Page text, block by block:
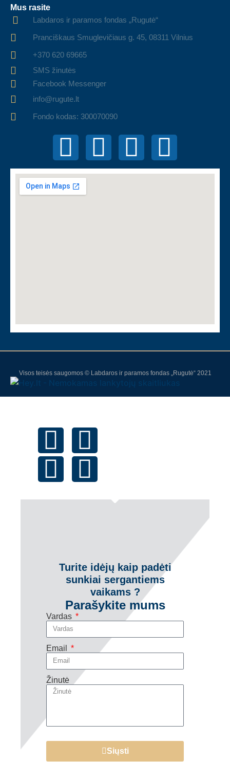
Mus rasite
Labdaros ir paramos fondas „Rugutė“
Pranciškaus Smuglevičiaus g. 45, 08311 Vilnius
+370 620 69665
SMS žinutės
Facebook Messenger
info@rugute.lt
Fondo kodas: 300070090
Visos teisės saugomos © Labdaros ir paramos fondas „Rugutė“ 2021
Turite idėjų kaip padėti
sunkiai sergantiems
vaikams ?
Parašykite mums
Vardas
Email
Žinutė
Siųsti